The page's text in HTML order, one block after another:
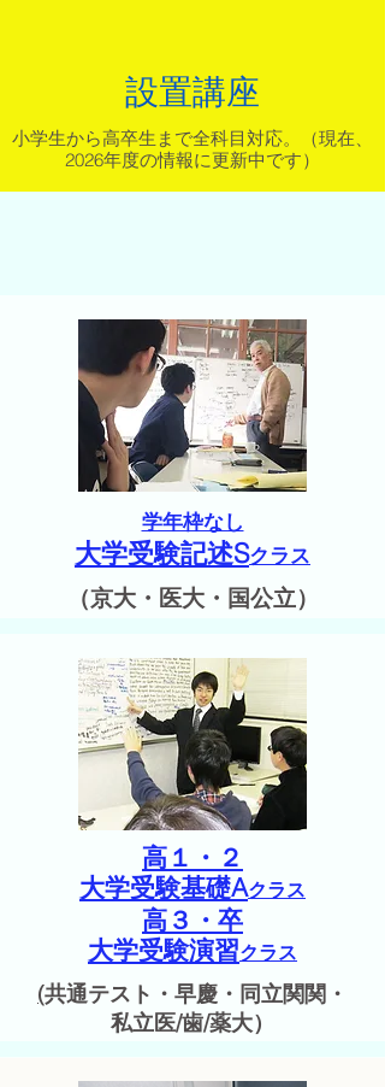
設置講座
小学生から高卒生まで全科目対応。（現在、
2026年度の情報に更新中です）
学年枠なし
大学受験記述Sクラス
（京大・医大・国公立）
高１・２
大学受験基礎Aクラス
高３・卒
大学受験演習クラス
(共通テスト・早慶・同立関関・
私立医/歯/薬大）